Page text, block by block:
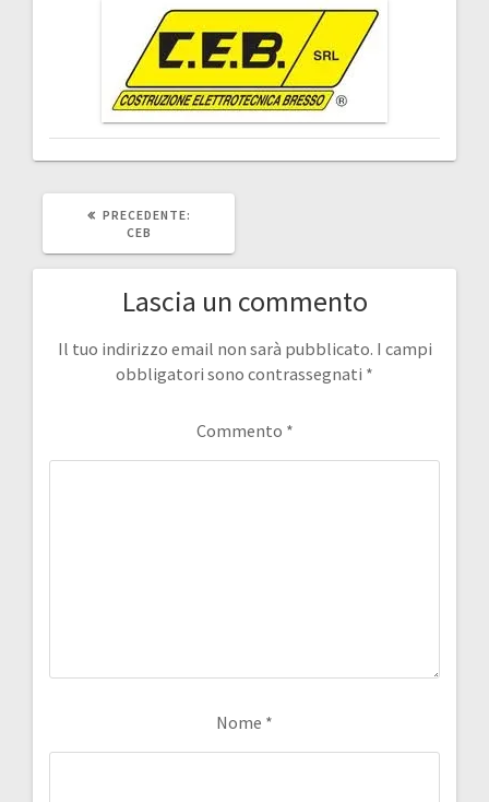
PRECEDENTE:
CEB
Lascia un commento
Il tuo indirizzo email non sarà pubblicato. I campi
obbligatori sono contrassegnati *
Commento *
Nome *